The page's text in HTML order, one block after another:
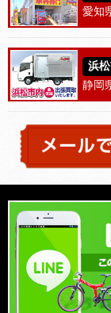
愛知
浜
静岡